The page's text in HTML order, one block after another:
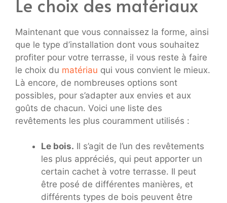
Maintenant que vous connaissez la forme, ainsi
que le type d’installation dont vous souhaitez
profiter pour votre terrasse, il vous reste à faire
le choix du matériau qui vous convient le mieux.
Là encore, de nombreuses options sont
possibles, pour s’adapter aux envies et aux
goûts de chacun. Voici une liste des
revêtements les plus couramment utilisés :
Le bois. Il s’agit de l’un des revêtements
les plus appréciés, qui peut apporter un
certain cachet à votre terrasse. Il peut
être posé de différentes manières, et
différents types de bois peuvent être